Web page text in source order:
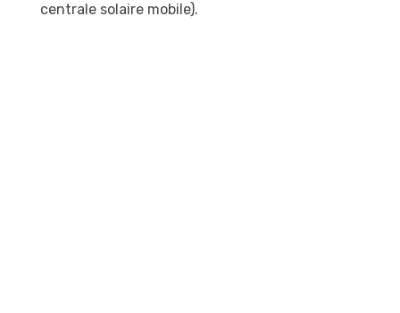
centrale solaire mobile).